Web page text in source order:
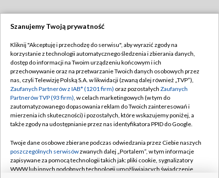
TVP
Abonament TVP
Emisja w TVP
Centrum informacji TVP
Naziemna Telewizja Cyfrowa
Rada Programowa
System NOS
Regulamin TVP
Polityka prywatności
Moje zgody
Pomoc
Kontakt
Szanujemy Twoją prywatność
Kliknij "Akceptuję i przechodzę do serwisu", aby wyrazić zgody na
korzystanie z technologii automatycznego śledzenia i zbierania danych,
dostęp do informacji na Twoim urządzeniu końcowym i ich
przechowywanie oraz na przetwarzanie Twoich danych osobowych przez
nas, czyli Telewizję Polską S.A. w likwidacji (zwaną dalej również „TVP”),
Zaufanych Partnerów z IAB* (1201 firm) oraz pozostałych Zaufanych
Partnerów TVP (93 firm), w celach marketingowych (w tym do
zautomatyzowanego dopasowania reklam do Twoich zainteresowań i
mierzenia ich skuteczności) i pozostałych, które wskazujemy poniżej, a
także zgody na udostępnianie przez nas identyfikatora PPID do Google.
Twoje dane osobowe zbierane podczas odwiedzania przez Ciebie naszych
poszczególnych serwisówzwanych dalej „Portalem”, w tym informacje
zapisywane za pomocą technologii takich jak: pliki cookie, sygnalizatory
WWW lub innych podobnych technologii umożliwiających świadczenie